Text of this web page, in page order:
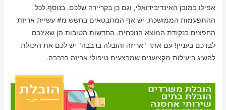
אפילו במובן האינדיבידואלי, וגם כן בקריירה שלכם. בנוסף לכל
ההתפעמות הממושכת, יש אף המתבטאים בחשש מ# עשיית אריזת
החפצים בנקודת המוצא הנוכחית. החדשות הטובות הן שאינכם
לבדכם בעניין! עם אתר "אריזה והובלה ברבבה" יש לכם את היכולת
להשיג ביעילות מקצוענים שמבצעים טיפולי אריזה ברבבה.